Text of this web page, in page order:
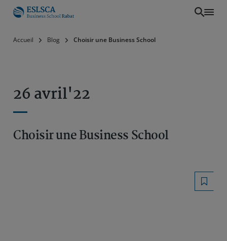
Accueil Blog Choisir une Business School
26 avril'22
Choisir une Business School